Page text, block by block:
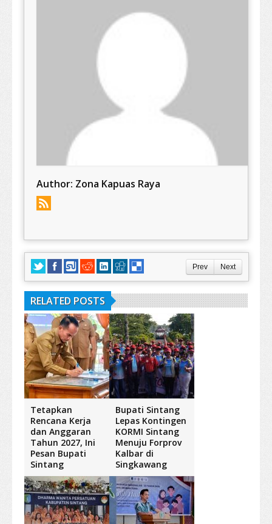
Author: Zona Kapuas Raya
Prev Next
RELATED POSTS
Tetapkan
Rencana Kerja
dan Anggaran
Tahun 2027, Ini
Pesan Bupati
Sintang
Bupati Sintang
Lepas Kontingen
KORMI Sintang
Menuju Forprov
Kalbar di
Singkawang